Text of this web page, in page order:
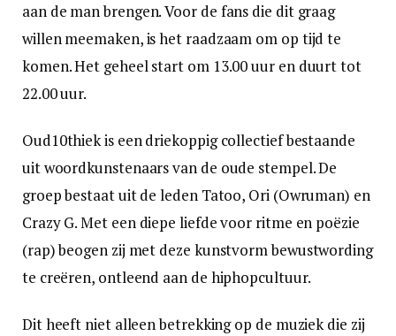
aan de man brengen. Voor de fans die dit graag
willen meemaken, is het raadzaam om op tijd te
komen. Het geheel start om 13.00 uur en duurt tot
22.00 uur.
Oud10thiek is een driekoppig collectief bestaande
uit woordkunstenaars van de oude stempel. De
groep bestaat uit de leden Tatoo, Ori (Owruman) en
Crazy G. Met een diepe liefde voor ritme en poëzie
(rap) beogen zij met deze kunstvorm bewustwording
te creëren, ontleend aan de hiphopcultuur.
Dit heeft niet alleen betrekking op de muziek die zij